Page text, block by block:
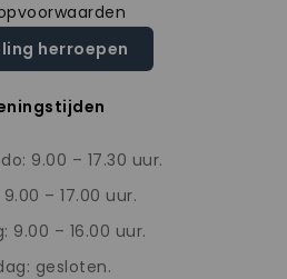
herroepen
9.00 – 17.30 uur.
– 17.00 uur.
9.00 – 16.00 uur.
gesloten.